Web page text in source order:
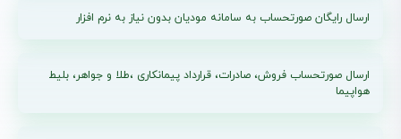
ارسال رایگان صورتحساب به سامانه مودیان بدون نیاز به نرم افزار
ارسال صورتحساب فروش، صادرات، قرارداد پیمانکاری ،طلا و جواهر، بلیط
هواپیما